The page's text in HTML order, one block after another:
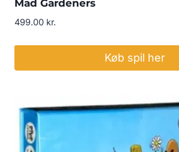
Mad Gardeners
499.00 kr.
Køb spil her